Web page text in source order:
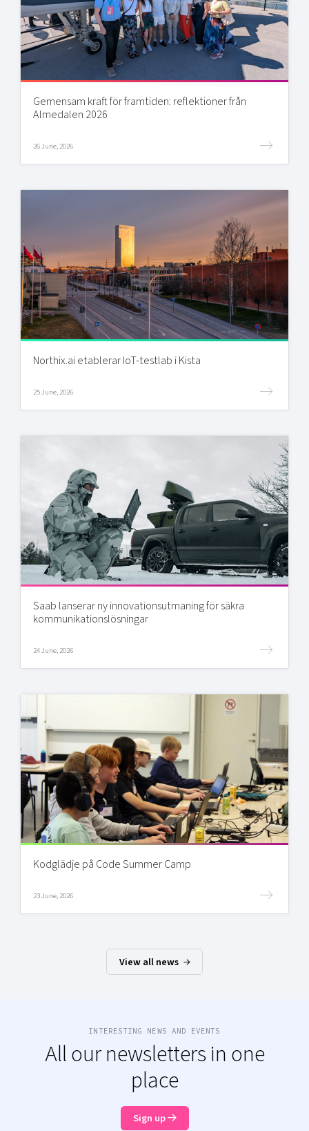
Gemensam kraft för framtiden: reflektioner från
Almedalen 2026
26 June, 2026
Northix.ai etablerar IoT-testlab i Kista
25 June, 2026
Saab lanserar ny innovationsutmaning för säkra
kommunikationslösningar
24 June, 2026
Kodglädje på Code Summer Camp
23 June, 2026
View all news
INTERESTING NEWS AND EVENTS
All our newsletters in one
place
Sign up